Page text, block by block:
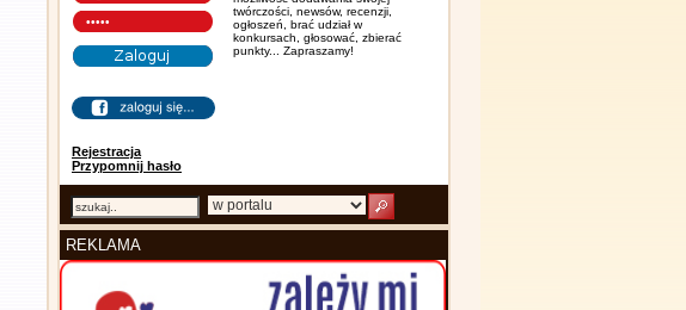
Rejestracja
Przypomnij hasło
twórczości, newsów, recenzji,
ogłoszeń, brać udział w
konkursach, głosować, zbierać
punkty... Zapraszamy!
REKLAMA